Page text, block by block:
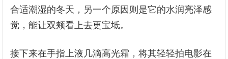
合适潮湿的冬天，另一个原因则是它的水润亮泽感
觉，能让双颊看上去更宝坻。
接下来在手指上液几滴高光霜，将其轻轻拍电影在